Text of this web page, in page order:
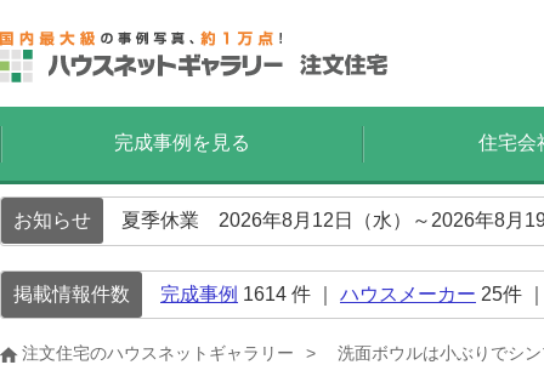
完成事例を見る 住宅会
お知らせ 夏季休業 2026年8月12日（水）～2026年8月
掲載情報件数 完成事例 1614 件 ｜ ハウスメーカー 25件
注文住宅のハウスネットギャラリー 洗面ボウルは小ぶりでシ